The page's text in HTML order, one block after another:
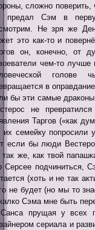
сложно поверить,
предал Сэм в
Не зря же
это как-то и
он, конечно, от
чем-то
голове
в
бы эти самые
не
Таргов («как
их семейку попросили
если бы люди
так же, как твой
Серсее подчиниться,
(хоть и не так
не будет (но мы то
Сэма мне быть
прущая у всех
сериала и